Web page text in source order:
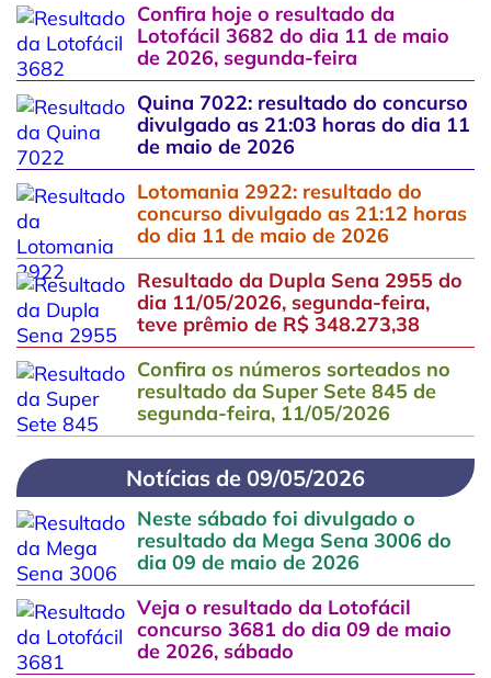
Confira hoje o resultado da
Lotofácil 3682 do dia 11 de maio
de 2026, segunda-feira
Quina 7022: resultado do concurso
divulgado as 21:03 horas do dia 11
de maio de 2026
Lotomania 2922: resultado do
concurso divulgado as 21:12 horas
do dia 11 de maio de 2026
Resultado da Dupla Sena 2955 do
dia 11/05/2026, segunda-feira,
teve prêmio de R$ 348.273,38
Confira os números sorteados no
resultado da Super Sete 845 de
segunda-feira, 11/05/2026
Notícias de 09/05/2026
Neste sábado foi divulgado o
resultado da Mega Sena 3006 do
dia 09 de maio de 2026
Veja o resultado da Lotofácil
concurso 3681 do dia 09 de maio
de 2026, sábado